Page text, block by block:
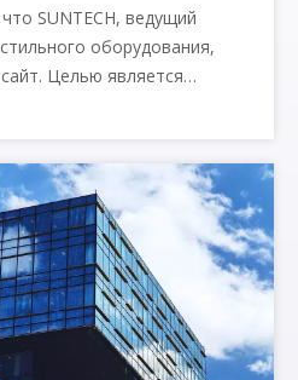
SUNTECH, ведущий
оборудования,
Целью является
работала
последних
чтобы создать отличный
наслаждаться
пользовательским